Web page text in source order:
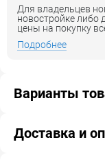
Для владельцев
новостройке
цены на покупку
Подробнее
Варианты
Доставка и